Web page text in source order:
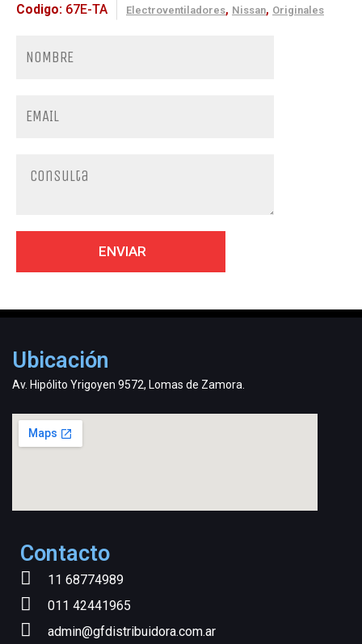
Codigo: 67E-TA Electroventiladores, Nissan, Originales
Ubicación
Av. Hipólito Yrigoyen 9572, Lomas de Zamora.
Contacto
11 68774989
011 42441965
admin@gfdistribuidora.com.ar